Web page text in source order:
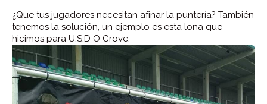
¿Que tus jugadores necesitan afinar la puntería? También
tenemos la solución, un ejemplo es esta lona que
hicimos para U.S.D O Grove.